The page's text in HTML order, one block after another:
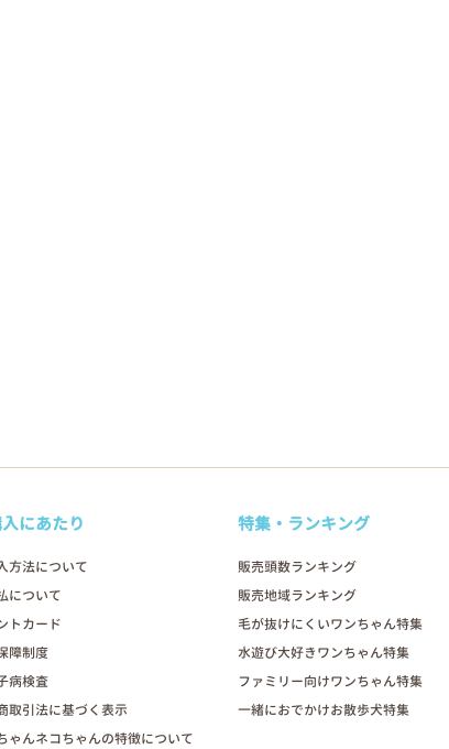
にあたり
方法について
について
トカード
障制度
病検査
取引法に基づく表示
ゃんネコちゃんの特徴について
特集・ランキング
販売頭数ランキング
販売地域ランキング
毛が抜けにくいワンちゃん特集
水遊び大好きワンちゃん特集
ファミリー向けワンちゃん特集
一緒におでかけお散歩犬特集